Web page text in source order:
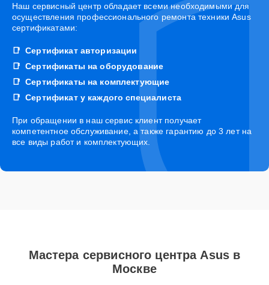
Наш сервисный центр обладает всеми необходимыми для
осуществления профессионального ремонта техники Asus
сертификатами:
Сертификат авторизации
Сертификаты на оборудование
Сертификаты на комплектующие
Сертификат у каждого специалиста
При обращении в наш сервис клиент получает
компетентное обслуживание, а также гарантию до 3 лет на
все виды работ и комплектующих.
Мастера сервисного центра Asus в
Москве